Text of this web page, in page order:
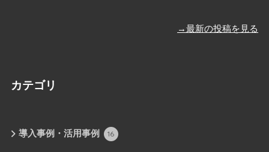
→最新の投稿を見る
カテゴリ
導入事例・活用事例 16